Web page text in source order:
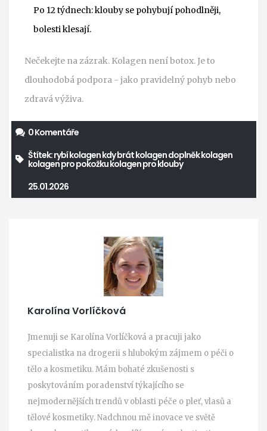
Po 12 týdnech: klouby se pohybují pohodlněji,
bolesti klesají.
Nečekejte na zázrak. Kolagen není botox. Je to
dlouhodobá podpora - jako pravidelný pohyb nebo
zdravá výživa.
0 Komentáře
Štítek:rybí kolagenkdy brát kolagendoplněk kolagen
kolagen pro pokožkukolagen pro klouby
25.01.2026
Karolína Vorlíčková
Jmenuji se Karolína Vorlíčková a pracuji jako
specialistka na drogerii s hlubokým zájmem o péči o
tělo a kosmetiku. Mám bohaté zkušenosti s
poskytováním poradenství týkajícího se
nejmodernějších trendů v oblasti péče o pleť, vlasů a
tělové kosmetiky. Nadchnou mě inovace ve světě